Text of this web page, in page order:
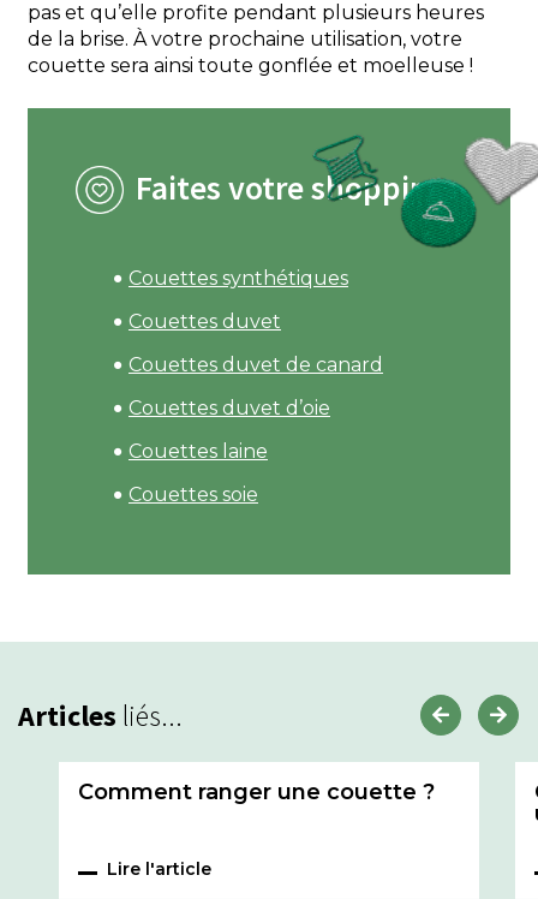
pas et qu’elle profite pendant plusieurs heures
de la brise. À votre prochaine utilisation, votre
couette sera ainsi toute gonflée et moelleuse !
Faites votre shopping
Couettes synthétiques
Couettes duvet
Couettes duvet de canard
Couettes duvet d’oie
Couettes laine
Couettes soie
Articles liés...
Comment ranger une couette ?
Lire l'article